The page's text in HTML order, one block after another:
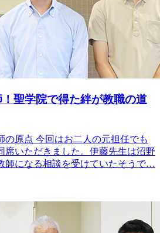
聖学院で得た絆が教職の道
の原点 今回はお二人の元担任でも
席いただきました。伊藤先生は沼野
師になる相談を受けていたそうで…